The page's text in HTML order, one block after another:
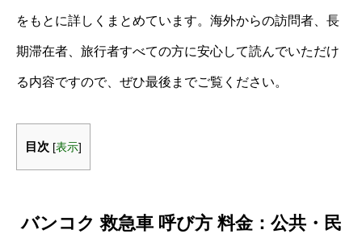
をもとに詳しくまとめています。海外からの訪問者、長
期滞在者、旅行者すべての方に安心して読んでいただけ
る内容ですので、ぜひ最後までご覧ください。
目次 [表示]
バンコク 救急車 呼び方 料金：公共・民